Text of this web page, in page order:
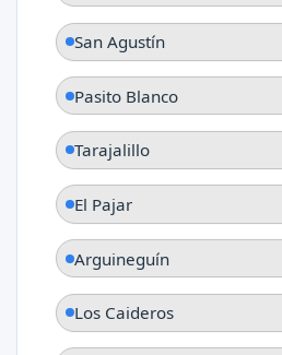
San Agustín
Pasito Blanco
Tarajalillo
El Pajar
Arguineguín
Los Caideros